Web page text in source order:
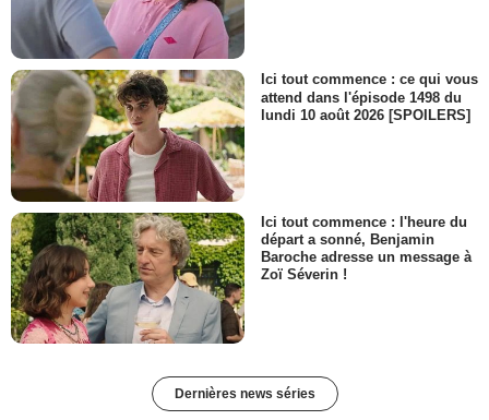
Ici tout commence : ce qui vous
attend dans l'épisode 1498 du
lundi 10 août 2026 [SPOILERS]
Ici tout commence : l'heure du
départ a sonné, Benjamin
Baroche adresse un message à
Zoï Séverin !
Dernières news séries